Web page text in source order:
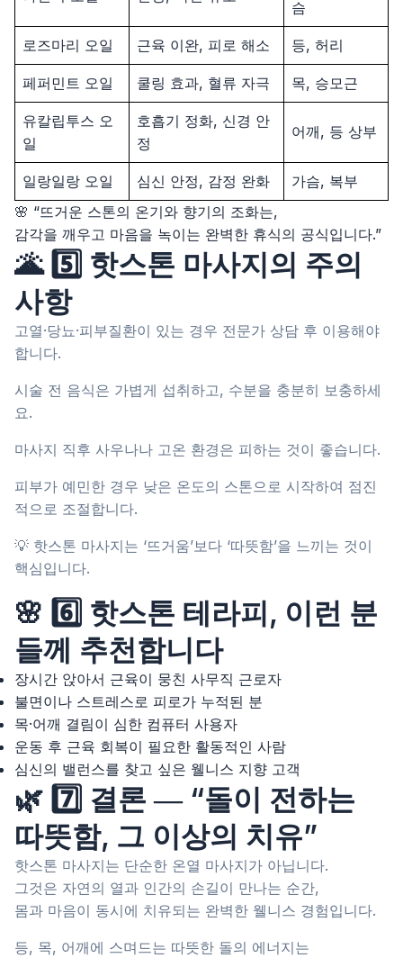
슴
로즈마리 오일 근육 이완, 피로 해소 등, 허리
페퍼민트 오일 쿨링 효과, 혈류 자극 목, 승모근
유칼립투스 오
일
호흡기 정화, 신경 안
정
어깨, 등 상부
일랑일랑 오일 심신 안정, 감정 완화
가슴, 복부
🌸 “뜨거운 스톤의 온기와 향기의 조화는,
감각을 깨우고 마음을 녹이는 완벽한 휴식의 공식입니다.”
🌋 5️⃣ 핫스톤 마사지의 주의
사항
고열·당뇨·피부질환이 있는 경우 전문가 상담 후 이용해야
합니다.
시술 전 음식은 가볍게 섭취하고, 수분을 충분히 보충하세
요.
마사지 직후 사우나나 고온 환경은 피하는 것이 좋습니다.
피부가 예민한 경우 낮은 온도의 스톤으로 시작하여 점진
적으로 조절합니다.
💡 핫스톤 마사지는 ‘뜨거움’보다 ‘따뜻함’을 느끼는 것이
핵심입니다.
🌸 6️⃣ 핫스톤 테라피, 이런 분
들께 추천합니다
장시간 앉아서 근육이 뭉친 사무직 근로자
불면이나 스트레스로 피로가 누적된 분
목·어깨 결림이 심한 컴퓨터 사용자
운동 후 근육 회복이 필요한 활동적인 사람
심신의 밸런스를 찾고 싶은 웰니스 지향 고객
🌿 7️⃣ 결론 ― “돌이 전하는
따뜻함, 그 이상의 치유”
핫스톤 마사지는 단순한 온열 마사지가 아닙니다.
그것은 자연의 열과 인간의 손길이 만나는 순간,
몸과 마음이 동시에 치유되는 완벽한 웰니스 경험입니다.
등, 목, 어깨에 스며드는 따뜻한 돌의 에너지는